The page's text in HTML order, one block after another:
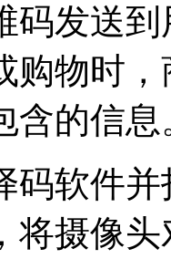
码发送
购物时
含的信息
码软件
将摄像